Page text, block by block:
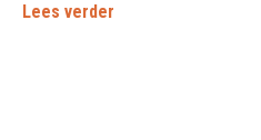
Lees verder